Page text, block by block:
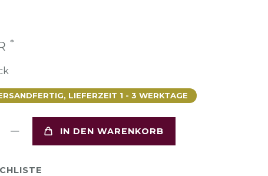
*
LIEFERZEIT 1 - 3 WERKTAGE
IN DEN WARENKORB